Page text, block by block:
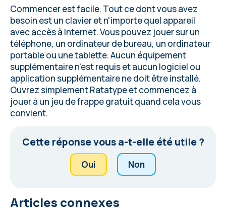
Commencer est facile. Tout ce dont vous avez
besoin est un clavier et n'importe quel appareil
avec accès à Internet. Vous pouvez jouer sur un
téléphone, un ordinateur de bureau, un ordinateur
portable ou une tablette. Aucun équipement
supplémentaire n'est requis et aucun logiciel ou
application supplémentaire ne doit être installé.
Ouvrez simplement Ratatype et commencez à
jouer à un jeu de frappe gratuit quand cela vous
convient.
Cette réponse vous a-t-elle été utile ?
Oui Non
Articles connexes